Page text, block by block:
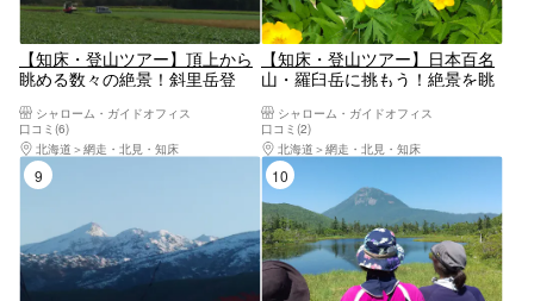
【知床・登山ツアー】頂上から
眺める数々の絶景！斜里岳登
シャローム・ガイドオフィス
口コミ(6)
北海道
網走・北見・知床
【知床・登山ツアー】日本百名
山・羅臼岳に挑もう！絶景を眺
シャローム・ガイドオフィス
口コミ(2)
北海道
網走・北見・知床